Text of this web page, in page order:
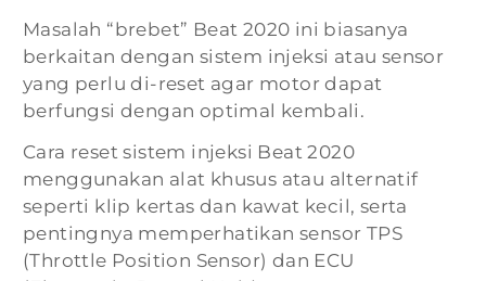
Masalah “brebet” Beat 2020 ini biasanya
berkaitan dengan sistem injeksi atau sensor
yang perlu di-reset agar motor dapat
berfungsi dengan optimal kembali.
Cara reset sistem injeksi Beat 2020
menggunakan alat khusus atau alternatif
seperti klip kertas dan kawat kecil, serta
pentingnya memperhatikan sensor TPS
(Throttle Position Sensor) dan ECU